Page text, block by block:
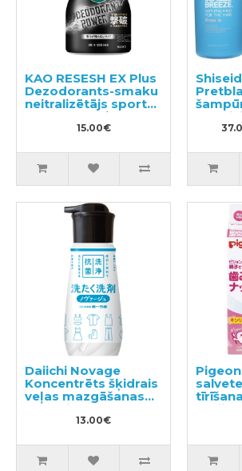
KAO RESESH EX Plus
Dezodorants-smaku
neitralizētājs sporta
un darba apģērbam
15.00€
vienā
400ml
Daiichi Novage
Koncentrēts šķidrais
veļas mazgāšanas
līdzeklis 300ml
13.00€
garšu